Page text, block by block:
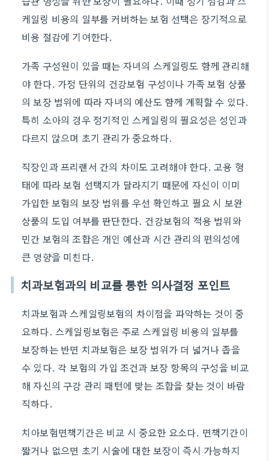
케일링 비용의 일부를 커버하는 보험 선택은 장기적으로
비용 절감에 기여한다.
가족 구성원이 있을 때는 자녀의 스케일링도 함께 관리해
야 한다. 가정 단위의 건강보험 구성이나 가족 보험 상품
의 보장 범위에 따라 자녀의 예산도 함께 계획할 수 있다.
특히 소아의 경우 정기적인 스케일링의 필요성은 성인과
다르지 않으며 초기 관리가 중요하다.
직장인과 프리랜서 간의 차이도 고려해야 한다. 고용 형
태에 따라 보험 선택지가 달라지기 때문에 자신이 이미
가입한 보험의 보장 범위를 우선 확인하고 필요 시 보완
상품의 도입 여부를 판단한다. 건강보험의 적용 범위와
민간 보험의 조합은 개인 예산과 시간 관리의 편의성에
큰 영향을 미친다.
치과보험과의 비교를 통한 의사결정 포인트
치과보험과 스케일링보험의 차이점을 파악하는 것이 중
요하다. 스케일링보험은 주로 스케일링 비용의 일부를
보장하는 반면 치과보험은 보장 범위가 더 넓거나 좁을
수 있다. 각 보험의 가입 조건과 보장 항목의 구성을 비교
해 자신의 구강 관리 패턴에 맞는 조합을 찾는 것이 바람
직하다.
치아보험면책기간은 비교 시 중요한 요소다. 면책기간이
짧거나 없으면 초기 시술에 대한 보장이 즉시 가능하지